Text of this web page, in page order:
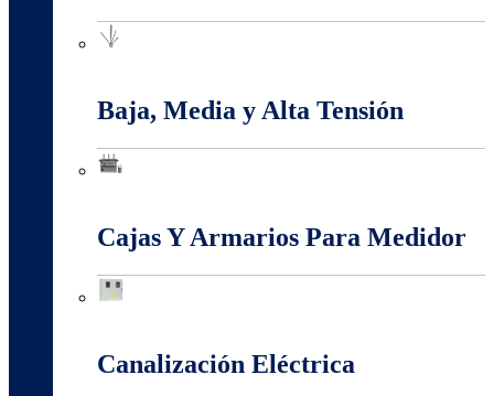
Baja, Media y Alta Tensión
Cajas Y Armarios Para Medidor
Canalización Eléctrica